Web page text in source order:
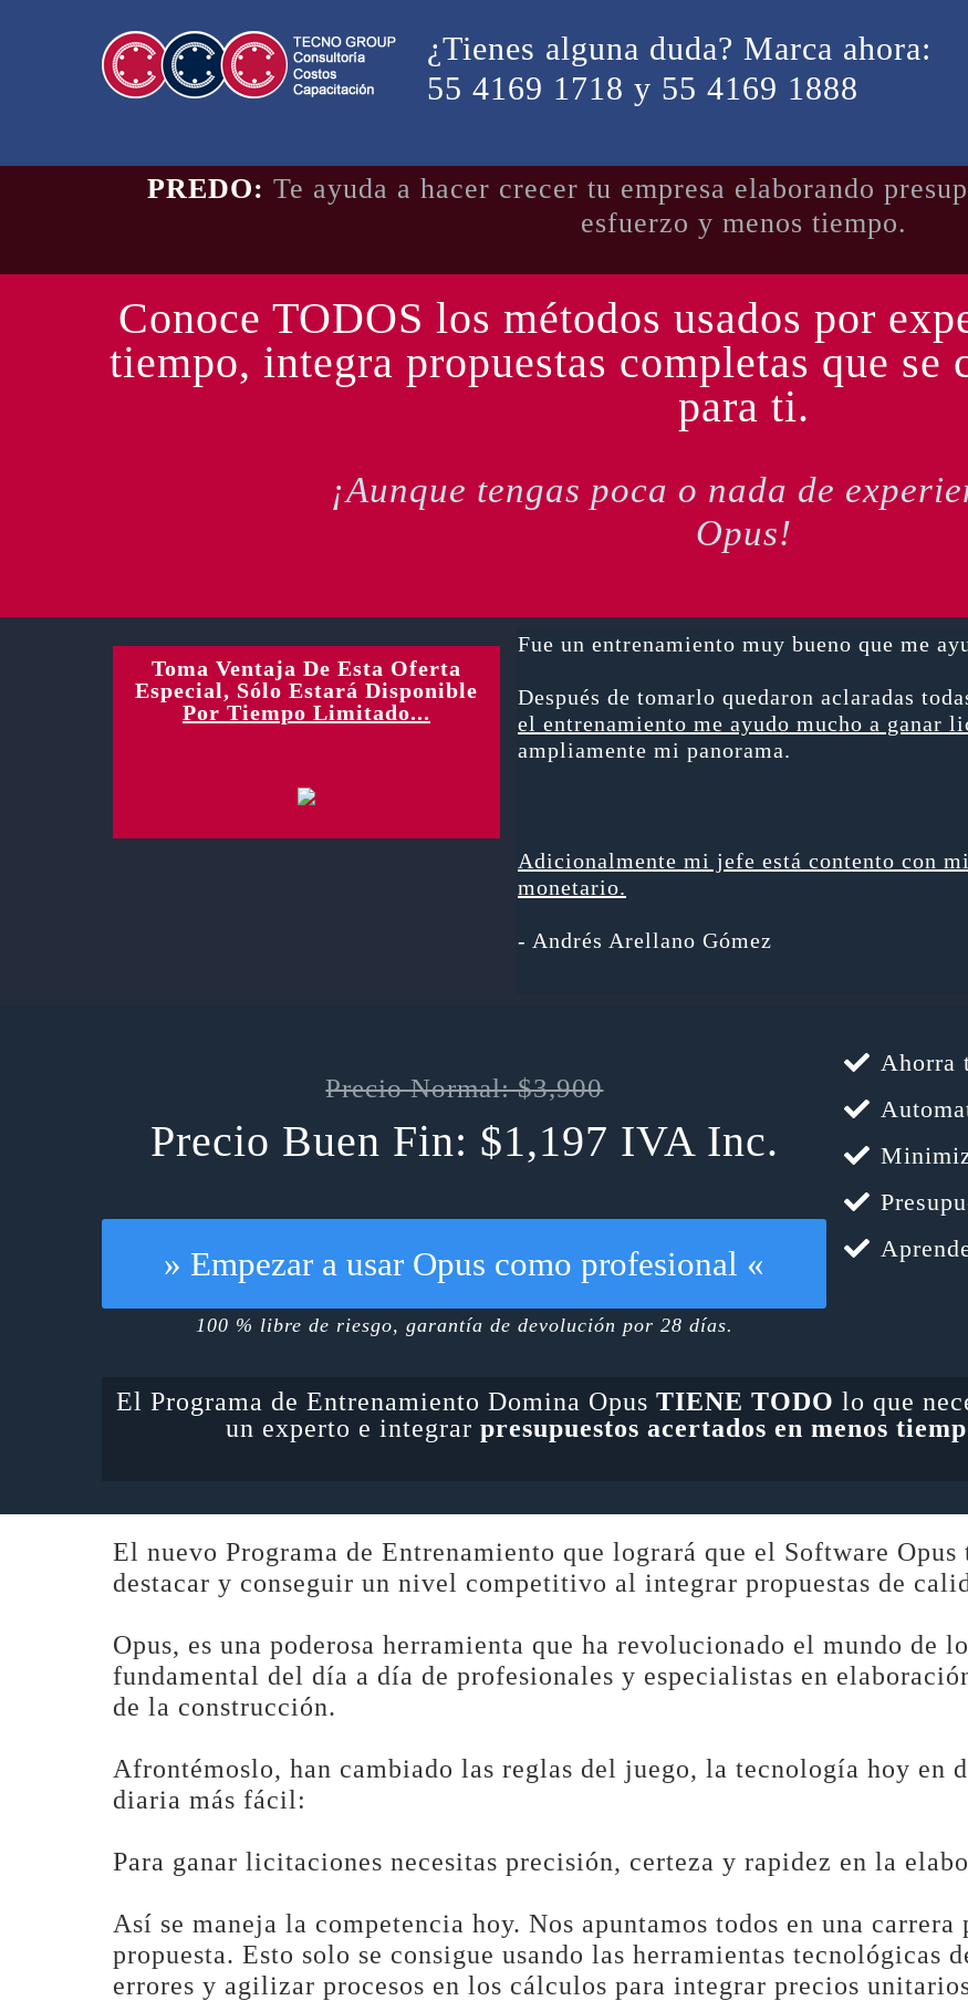
¿Tienes alguna duda? Marca ahora:
55 4169 1718 y 55 4169 1888
PREDO: Te ayuda a hacer crecer tu empresa elaborando
esfuerzo y menos tiempo.
Conoce TODOS los métodos usados por
tiempo, integra propuestas completas que se
para ti.
¡Aunque tengas poca o nada de
Opus!
Toma Ventaja De Esta Oferta
Especial, Sólo Estará Disponible
Por Tiempo Limitado...
Fue un entrenamiento muy bueno que me
Después de tomarlo quedaron aclaradas
el entrenamiento me ayudo mucho a ganar
ampliamente mi panorama.
Adicionalmente mi jefe está contento con
monetario.
- Andrés Arellano Gómez
Precio Normal: $3,900
Precio Buen Fin: $1,197 IVA Inc.
» Empezar a usar Opus como profesional «
100 % libre de riesgo, garantía de devolución por 28 días.
Ahorra
El Programa de Entrenamiento Domina Opus TIENE TODO lo que
un experto e integrar presupuestos acertados en menos
El nuevo Programa de Entrenamiento que logrará que el Software
destacar y conseguir un nivel competitivo al integrar propuestas de
Opus, es una poderosa herramienta que ha revolucionado el mundo de
fundamental del día a día de profesionales y especialistas en
de la construcción.
Afrontémoslo, han cambiado las reglas del juego, la tecnología hoy en
diaria más fácil:
Para ganar licitaciones necesitas precisión, certeza y rapidez en la
Así se maneja la competencia hoy. Nos apuntamos todos en una
propuesta. Esto solo se consigue usando las herramientas tecnológicas
errores y agilizar procesos en los cálculos para integrar precios